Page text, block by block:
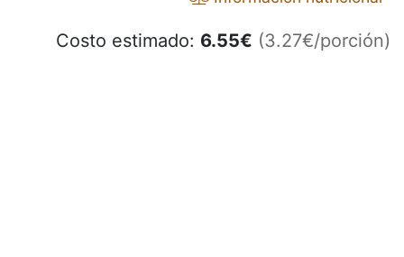
Costo estimado: 6.55€ (3.27€/porción)